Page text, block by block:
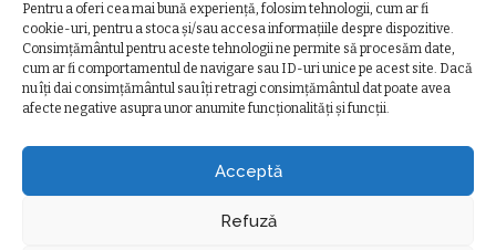
Pentru a oferi cea mai bună experiență, folosim tehnologii, cum ar fi
cookie-uri, pentru a stoca și/sau accesa informațiile despre dispozitive.
Consimțământul pentru aceste tehnologii ne permite să procesăm date,
cum ar fi comportamentul de navigare sau ID-uri unice pe acest site. Dacă
nu îți dai consimțământul sau îți retragi consimțământul dat poate avea
afecte negative asupra unor anumite funcționalități și funcții.
Acceptă
Refuză
Ziua Unirii Principatelor Române
– Clădiri și poduri din Cluj,
iluminate în culorile drapelului
Ziua Unirii la Cluj-Napoca.
Programul complet al
evenimentelor
POLITICA DE CONFIDENȚIALITATE